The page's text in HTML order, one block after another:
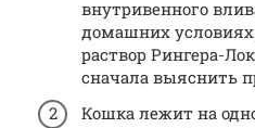
внутривенного
домашних условиях
раствор Рингера-
сначала выяснить
Кошка лежит на